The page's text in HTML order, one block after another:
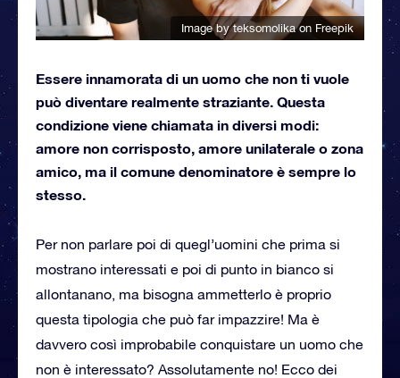
Image by teksomolikaon Freepik
Essere innamorata di un uomo che non ti vuole
può diventare realmente straziante. Questa
condizione viene chiamata in diversi modi:
amore non corrisposto, amore unilaterale o zona
amico, ma il comune denominatore è sempre lo
stesso.
Per non parlare poi di quegl’uomini che prima si
mostrano interessati e poi di punto in bianco si
allontanano, ma bisogna ammetterlo è proprio
questa tipologia che può far impazzire! Ma è
davvero così improbabile conquistare un uomo che
non è interessato? Assolutamente no! Ecco dei